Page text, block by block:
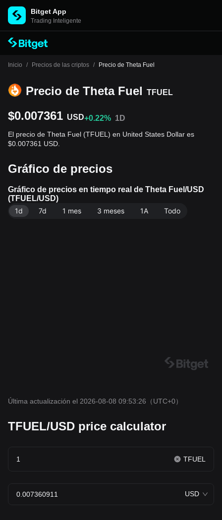
Bitget App
Trading Inteligente
Inicio / Precios de las criptos / Precio de Theta Fuel
Precio de Theta Fuel TFUEL
$0.007361 USD+0.22% 1D
El precio de Theta Fuel (TFUEL) en United States Dollar es
$0.007361 USD.
Gráfico de precios
Gráfico de precios en tiempo real de Theta Fuel/USD
(TFUEL/USD)
1d
7d 1 mes 3 meses 1A Todo
Última actualización el 2026-08-08 09:53:26 （UTC+0）
TFUEL/USD price calculator
TFUEL
USD